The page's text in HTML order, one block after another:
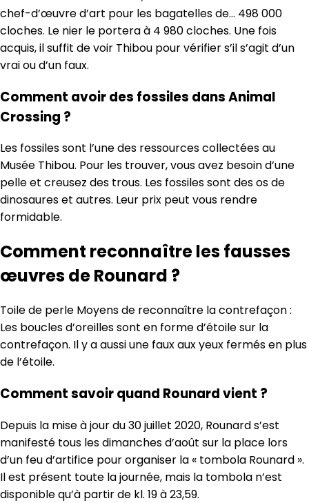
chef-d’œuvre d’art pour les bagatelles de… 498 000
cloches. Le nier le portera à 4 980 cloches. Une fois
acquis, il suffit de voir Thibou pour vérifier s’il s’agit d’un
vrai ou d’un faux.
Comment avoir des fossiles dans Animal
Crossing ?
Les fossiles sont l’une des ressources collectées au
Musée Thibou. Pour les trouver, vous avez besoin d’une
pelle et creusez des trous. Les fossiles sont des os de
dinosaures et autres. Leur prix peut vous rendre
formidable.
Comment reconnaître les fausses
œuvres de Rounard ?
Toile de perle Moyens de reconnaître la contrefaçon :
Les boucles d’oreilles sont en forme d’étoile sur la
contrefaçon. Il y a aussi une faux aux yeux fermés en plus
de l’étoile.
Comment savoir quand Rounard vient ?
Depuis la mise à jour du 30 juillet 2020, Rounard s’est
manifesté tous les dimanches d’août sur la place lors
d’un feu d’artifice pour organiser la « tombola Rounard ».
Il est présent toute la journée, mais la tombola n’est
disponible qu’à partir de kl. 19 à 23,59.